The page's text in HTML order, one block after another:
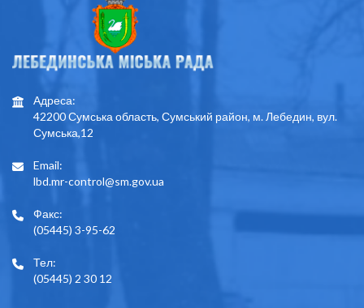
Адреса:
42200 Сумська область, Сумський район, м. Лебедин, вул.
Сумська,12
Email:
lbd.mr-control@sm.gov.ua
Факс:
(05445) 3-95-62
Тел:
(05445) 2 30 12